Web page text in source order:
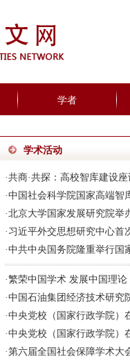
学者
学术活动
·共商·共探：高校智库建设
·中国社会科学院国家高端智
·北京大学国家发展研究院举
· 习近平外交思想研究中心首
·中共中央国务院隆重举行国
·繁荣中国学术 发展中国理论
·中国石油集团经济技术研究
·中央党校（国家行政学院）
·中央党校（国家行政学院）
·第六届全国社会保障学术大